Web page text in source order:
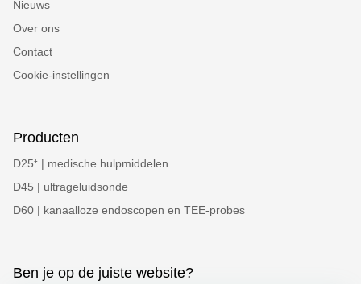
Nieuws
Over ons
Contact
Cookie-instellingen
Producten
D25⁺ | medische hulpmiddelen
D45 | ultrageluidsonde
D60 | kanaalloze endoscopen en TEE-probes
Ben je op de juiste website?